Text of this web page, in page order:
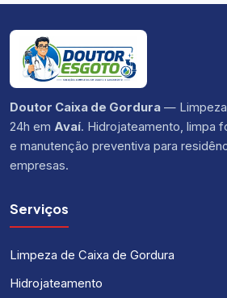
Doutor Caixa de Gordura — Limpeza
24h em Avaí. Hidrojateamento, limpa
e manutenção preventiva para
empresas.
Serviços
Limpeza de Caixa de Gordura
Hidrojateamento